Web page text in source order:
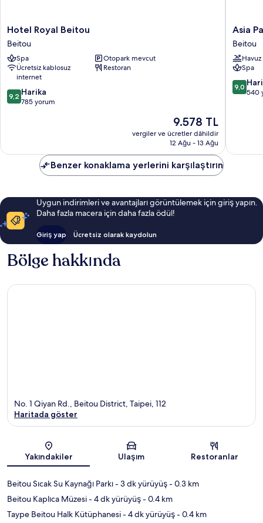
Hotel
Royal
Beitou
Beitou
Hotel Royal Beitou
Beitou
Spa
Otopark mevcut
Ücretsiz kablosuz
internet
Restoran
10
üzerinden
9,2 Harika
785 yorum
Güncel
fiyat:
9.578 TL
9.578 TL
vergiler ve ücretler dâhildir
12 Ağu - 13 Ağu
Asia
Pacific
Hotel
Beitou
Beitou
Asia
Beitou
Havuz
Spa
10
9,0
540
Benzer konaklama yerlerini karşılaştırın
Uygun indirimleri ve avantajları görüntülemek için giriş yapın.
Daha fazla macera için daha fazla ödül!
Giriş yap Ücretsiz olarak kaydolun
Bölge hakkında
Harita
No. 1 Qiyan Rd., Beitou District, Taipei, 112
Haritada göster
Yakındakiler Ulaşım Restoranlar
Beitou Sıcak Su Kaynağı Parkı- 3 dk yürüyüş- 0.3 km
Beitou Kaplıca Müzesi- 4 dk yürüyüş- 0.4 km
Taype Beitou Halk Kütüphanesi- 4 dk yürüyüş- 0.4 km